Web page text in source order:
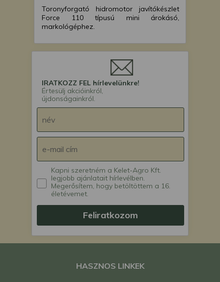
Toronyforgató hidromotor javítókészlet
Force 110 típusú mini árokásó,
markológéphez.
IRATKOZZ FEL hírlevelünkre!
Értesülj akcióinkról,
újdonságainkról.
Kapni szeretném a Kelet-Agro Kft.
legjobb ajánlatait hírlevélben.
Megerősítem, hogy betöltöttem a 16.
életévemet.
Feliratkozom
HASZNOS LINKEK
beállításait.